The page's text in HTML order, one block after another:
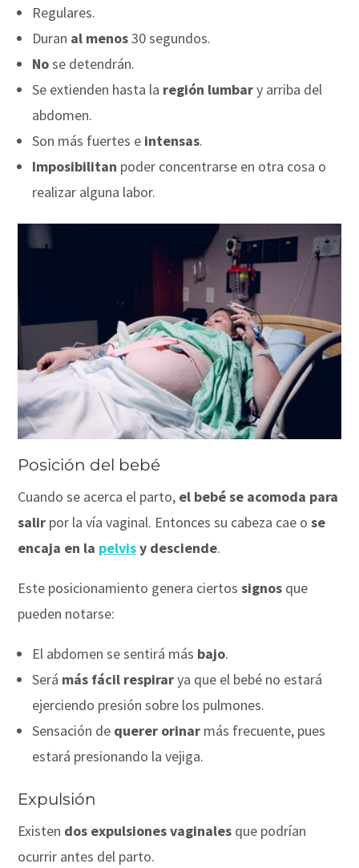
Regulares.
Duran al menos30 segundos.
Nose detendrán.
Se extienden hasta la región lumbary arriba del
abdomen.
Son más fuertes e intensas.
Imposibilitan poder concentrarse en otra cosa o
realizar alguna labor.
Posición del bebé
Cuando se acerca el parto, el bebé se acomoda para
salir por la vía vaginal. Entonces su cabeza cae ose
encaja en la pelvisy desciende.
Este posicionamiento genera ciertossignos que
pueden notarse:
El abdomen se sentirá más bajo.
Será más fácil respirarya que el bebé no estará
ejerciendo presión sobre los pulmones.
Sensación de querer orinar más frecuente, pues
estará presionando la vejiga.
Expulsión
Existen dos expulsiones vaginales que podrían
ocurrir antes del parto.